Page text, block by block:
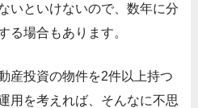
いといけないので、数年に分
る場合もあります。
産投資の物件を2件以上持つ
用を考えれば、そんなに不思